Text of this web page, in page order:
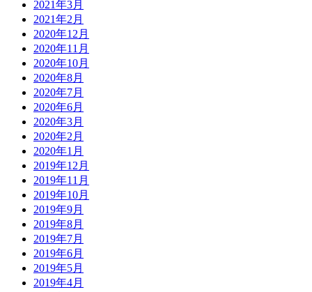
2021年3月
2021年2月
2020年12月
2020年11月
2020年10月
2020年8月
2020年7月
2020年6月
2020年3月
2020年2月
2020年1月
2019年12月
2019年11月
2019年10月
2019年9月
2019年8月
2019年7月
2019年6月
2019年5月
2019年4月